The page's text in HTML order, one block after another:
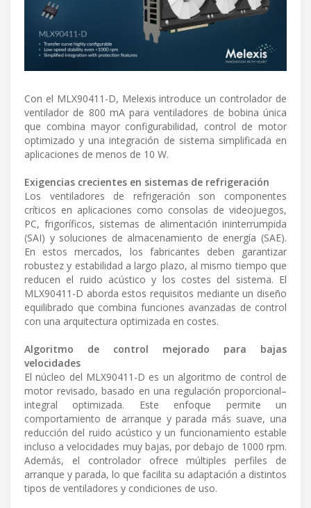
Con el MLX90411-D, Melexis introduce un controlador de
ventilador de 800 mA para ventiladores de bobina única
que combina mayor configurabilidad, control de motor
optimizado y una integración de sistema simplificada en
aplicaciones de menos de 10 W.
Exigencias crecientes en sistemas de refrigeración
Los ventiladores de refrigeración son componentes
críticos en aplicaciones como consolas de videojuegos,
PC, frigoríficos, sistemas de alimentación ininterrumpida
(SAI) y soluciones de almacenamiento de energía (SAE).
En estos mercados, los fabricantes deben garantizar
robustez y estabilidad a largo plazo, al mismo tiempo que
reducen el ruido acústico y los costes del sistema. El
MLX90411-D aborda estos requisitos mediante un diseño
equilibrado que combina funciones avanzadas de control
con una arquitectura optimizada en costes.
Algoritmo de control mejorado para bajas
velocidades
El núcleo del MLX90411-D es un algoritmo de control de
motor revisado, basado en una regulación proporcional–
integral optimizada. Este enfoque permite un
comportamiento de arranque y parada más suave, una
reducción del ruido acústico y un funcionamiento estable
incluso a velocidades muy bajas, por debajo de 1000 rpm.
Además, el controlador ofrece múltiples perfiles de
arranque y parada, lo que facilita su adaptación a distintos
tipos de ventiladores y condiciones de uso.